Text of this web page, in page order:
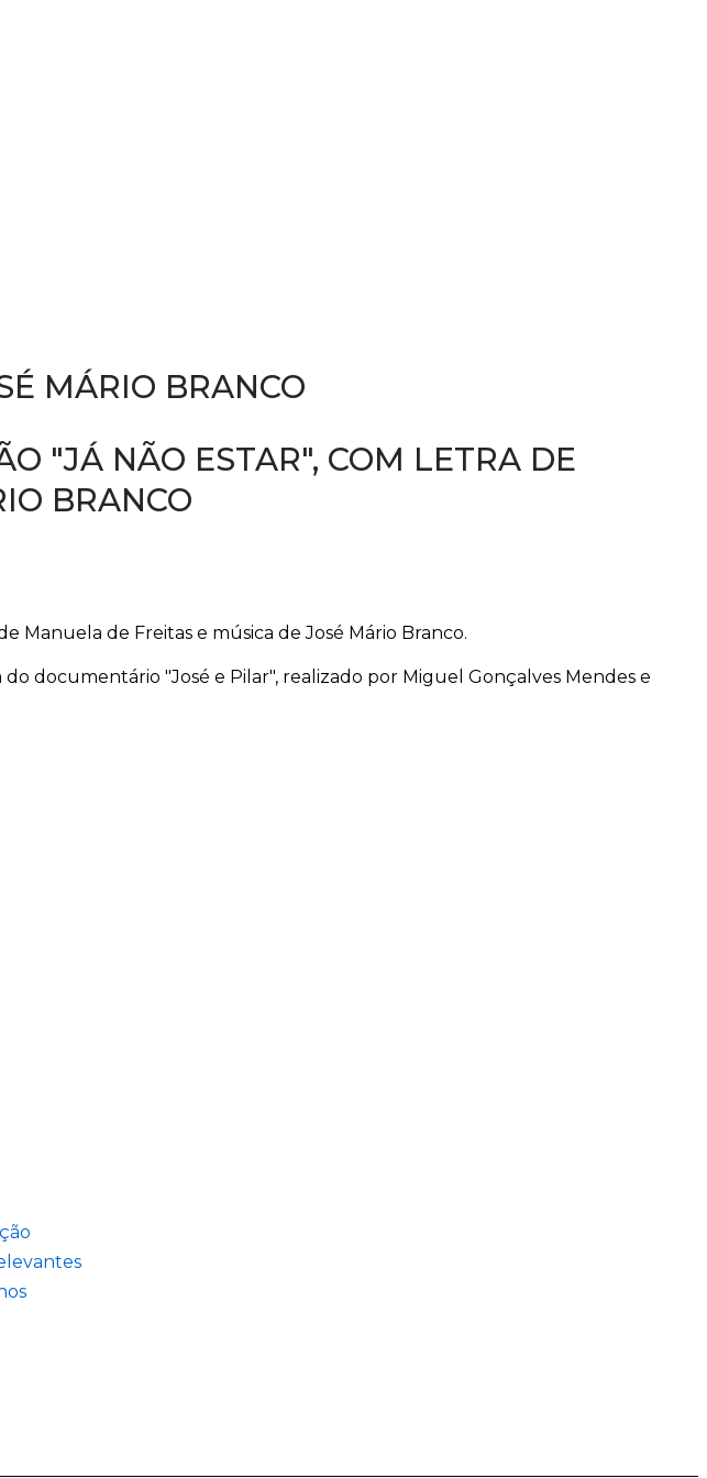
MÁRIO BRANCO
"JÁ NÃO ESTAR", COM LETRA DE
BRANCO
Manuela de Freitas e música de José Mário Branco.
documentário "José e Pilar", realizado por Miguel Gonçalves Mendes e